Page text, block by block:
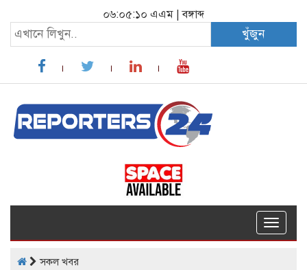
০৬:০৫:১১ এএম| বঙ্গাব্দ
খুঁজুন
Toggle
সকল খবর